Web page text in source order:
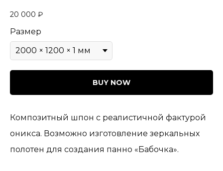
20 000 ₽
Размер
BUY NOW
Композитный шпон с реалистичной фактурой
оникса. Возможно изготовление зеркальных
полотен для создания панно «Бабочка».